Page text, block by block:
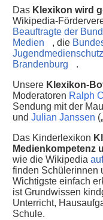
Das Klexikon wird
Wikipedia-
Beauftragte der
Medien
, die
Jugendmedienschutz
Brandenburg
.
Unsere Klexikon-
Moderatoren Ralph
Sendung mit der
und Julian Janssen
Das Kinderlexikon
Medienkompetenz
wie die Wikipedia
finden Schülerinnen
Wichtigste einfach
ist Grundwissen
Unterricht,
Schule.